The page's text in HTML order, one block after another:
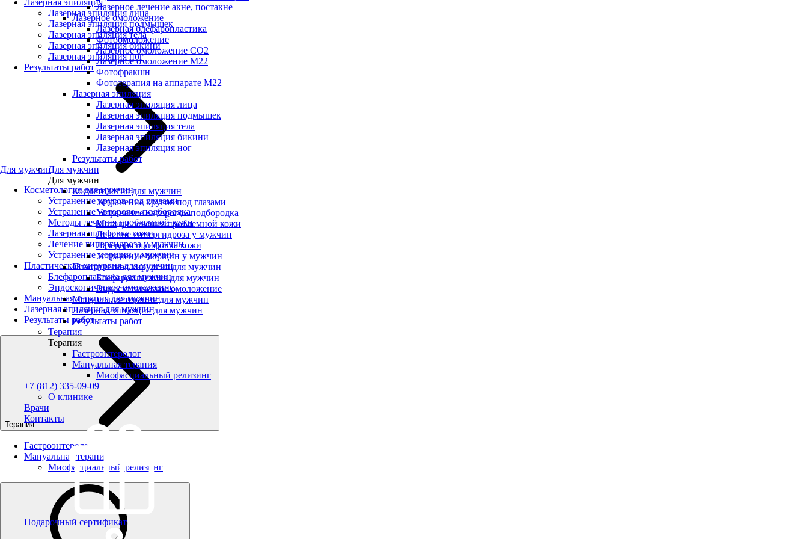
Лазерная эпиляция
Лазерная эпиляция лица
Лазерная эпиляция подмышек
Лазерная эпиляция тела
Лазерная эпиляция бикини
Лазерная эпиляция ног
Результаты работ
Для мужчин
Косметология для мужчин
Устранение кругов под глазами
Устранение «второго» подбородка
Методы лечения проблемной кожи
Лазерная шлифовка кожи
Лечение гипергидроза у мужчин
Устранение морщин у мужчин
Пластическая хирургия для мужчин
Блефаропластика для мужчин
Эндоскопическое омоложение
Мануальная терапия для мужчин
Лазерная эпиляция для мужчин
Результаты работ
Терапия
Гастроэнтеролог
Мануальная терапия
Миофасциальный релизинг
Лазерное лечение акне, постакне
Лазерное омоложение
Лазерная блефаропластика
Фотоомоложение
Лазерное омоложение CO2
Лазерное омоложение M22
Фотофракшн
Фототерапия на аппарате М22
Лазерная эпиляция
Лазерная эпиляция лица
Лазерная эпиляция подмышек
Лазерная эпиляция тела
Лазерная эпиляция бикини
Лазерная эпиляция ног
Результаты работ
Для мужчин
Для мужчин
Косметология для мужчин
Устранение кругов под глазами
Устранение «второго» подбородка
Методы лечения проблемной кожи
Лечение гипергидроза у мужчин
Лазерная шлифовка кожи
Устранение морщин у мужчин
Пластическая хирургия для мужчин
Блефаропластика для мужчин
Эндоскопическое омоложение
Мануальная терапия для мужчин
Лазерная эпиляция для мужчин
Результаты работ
Терапия
Терапия
Гастроэнтеролог
Мануальная терапия
Миофасциальный релизинг
+7 (812) 335-09-09
О клинике
Врачи
Контакты
Подарочный сертификат